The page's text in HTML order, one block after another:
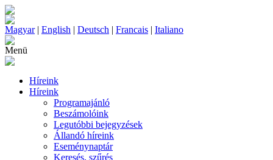
Magyar| English | Deutsch | Francais | Italiano
Menü
Híreink
Híreink
Programajánló
Beszámolóink
Legutóbbi bejegyzések
Állandó híreink
Eseménynaptár
Keresés, szűrés